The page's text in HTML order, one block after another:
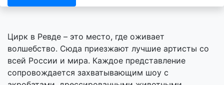
Цирк в Ревде – это место, где оживает
волшебство. Сюда приезжают лучшие артисты со
всей России и мира. Каждое представление
сопровождается захватывающим шоу с